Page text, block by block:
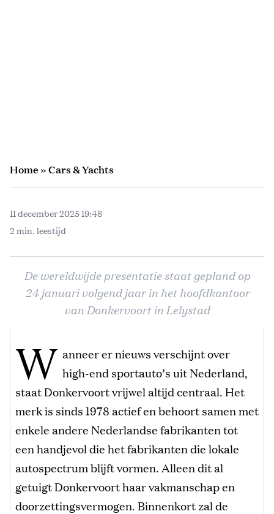
Home»Cars & Yachts
11 december 2025 19:48
2 min. leestijd
De wereldwijde presentatie staat gepland op
24 januari volgend jaar in het hoofdkantoor
van Donkervoort in Lelystad
W anneer er nieuws verschijnt over
high-end sportauto’s uit Nederland,
staat Donkervoort vrijwel altijd centraal. Het
merk is sinds 1978 actief en behoort samen met
enkele andere Nederlandse fabrikanten tot
een handjevol die het fabrikanten die lokale
autospectrum blijft vormen. Alleen dit al
getuigt Donkervoort haar vakmanschap en
doorzettingsvermogen. Binnenkort zal de